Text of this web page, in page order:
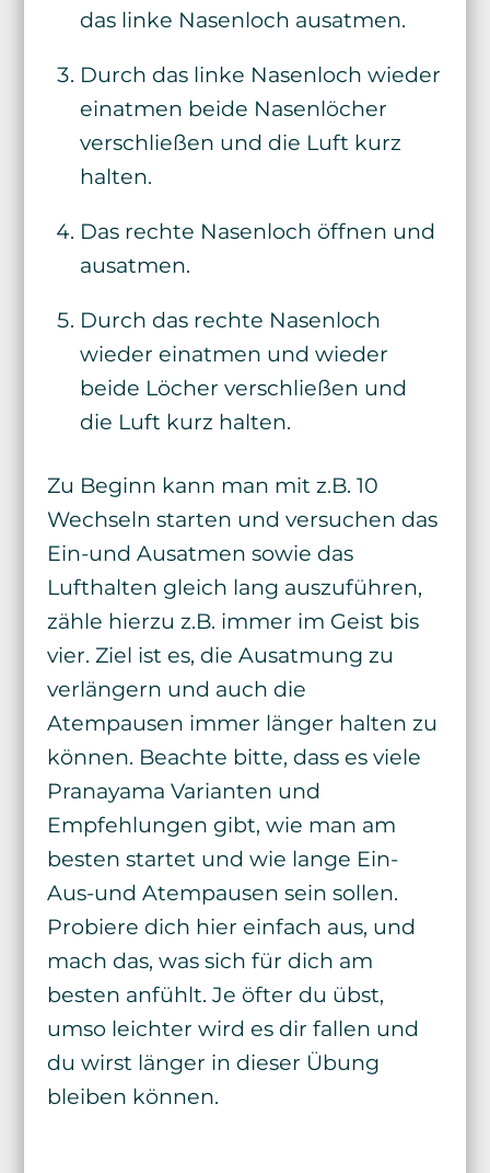
das linke Nasenloch ausatmen.
Durch das linke Nasenloch wieder
einatmen beide Nasenlöcher
verschließen und die Luft kurz
halten.
Das rechte Nasenloch öffnen und
ausatmen.
Durch das rechte Nasenloch
wieder einatmen und wieder
beide Löcher verschließen und
die Luft kurz halten.
Zu Beginn kann man mit z.B. 10
Wechseln starten und versuchen das
Ein-und Ausatmen sowie das
Lufthalten gleich lang auszuführen,
zähle hierzu z.B. immer im Geist bis
vier. Ziel ist es, die Ausatmung zu
verlängern und auch die
Atempausen immer länger halten zu
können. Beachte bitte, dass es viele
Pranayama Varianten und
Empfehlungen gibt, wie man am
besten startet und wie lange Ein-
Aus-und Atempausen sein sollen.
Probiere dich hier einfach aus, und
mach das, was sich für dich am
besten anfühlt. Je öfter du übst,
umso leichter wird es dir fallen und
du wirst länger in dieser Übung
bleiben können.